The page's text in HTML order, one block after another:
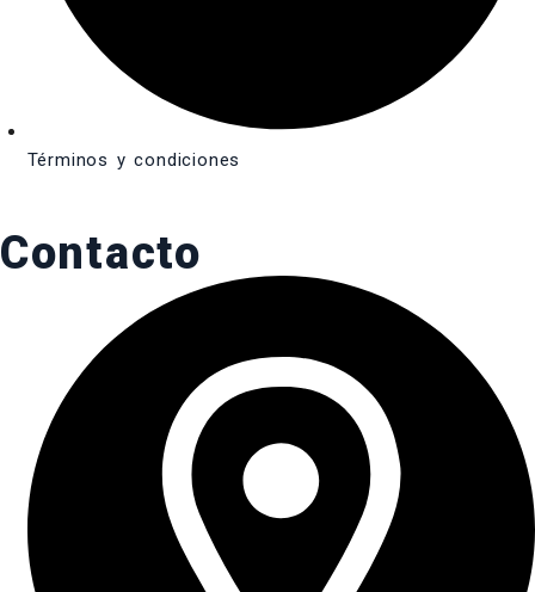
Términos y condiciones
Contacto